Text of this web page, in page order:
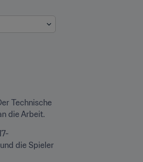
Technische
die Arbeit.
die Spieler